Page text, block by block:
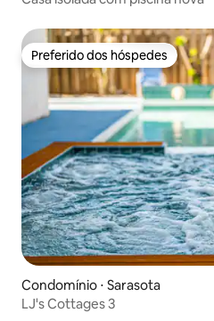
Preferido dos hóspedes
Preferido dos hóspedes
Condomínio ⋅ Sarasota
LJ's Cottages 3